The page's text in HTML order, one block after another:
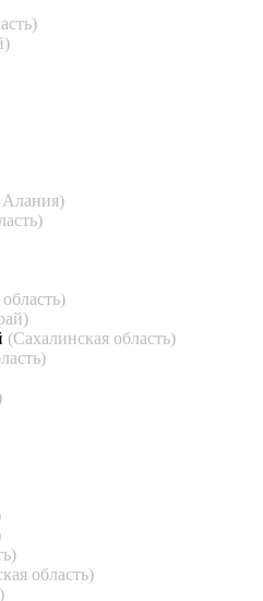
(Сахалинская область)
область)